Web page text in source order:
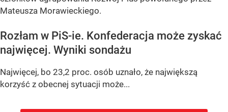
Mateusza Morawieckiego.
Rozłam w PiS-ie. Konfederacja może zyskać
najwięcej. Wyniki sondażu
Najwięcej, bo 23,2 proc. osób uznało, że największą
korzyść z obecnej sytuacji może...